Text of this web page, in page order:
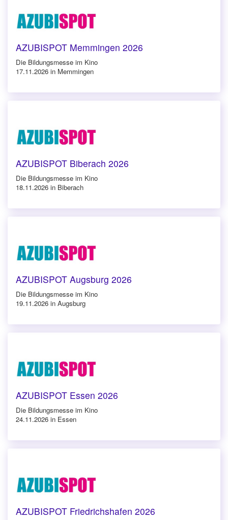
AZUBISPOT Memmingen 2026
Die Bildungsmesse im Kino
17.11.2026 in Memmingen
AZUBISPOT Biberach 2026
Die Bildungsmesse im Kino
18.11.2026 in Biberach
AZUBISPOT Augsburg 2026
Die Bildungsmesse im Kino
19.11.2026 in Augsburg
AZUBISPOT Essen 2026
Die Bildungsmesse im Kino
24.11.2026 in Essen
AZUBISPOT Friedrichshafen 2026